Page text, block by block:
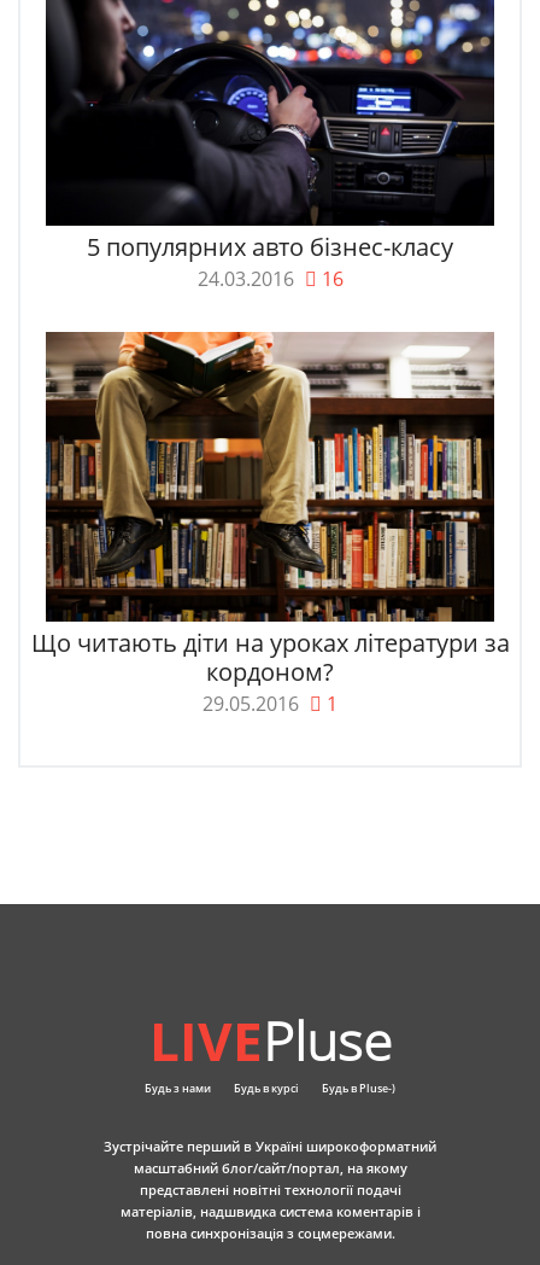
5 популярних авто бізнес-класу
24.03.2016 16
Що читають діти на уроках літератури за
кордоном?
29.05.2016 1
LIVEPluse
Будь з нами Будь в курсі Будь в Pluse-)
Зустрічайте перший в Україні широкоформатний
масштабний блог/сайт/портал, на якому
представлені новітні технології подачі
матеріалів, надшвидка система коментарів і
повна синхронізація з соцмережами.